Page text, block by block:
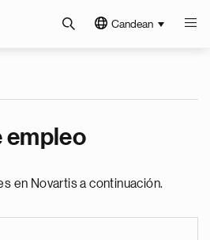
Candean
empleo
en Novartis a continuación.